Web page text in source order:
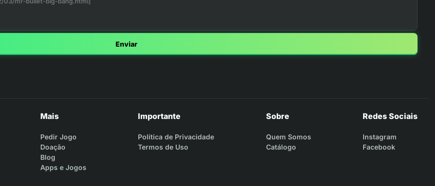
Enviar
Mais
Pedir Jogo
Doação
Blog
Apps e Jogos
Importante
Política de Privacidade
Termos de Uso
Sobre
Quem Somos
Catálogo
Redes Sociais
Instagram
Facebook